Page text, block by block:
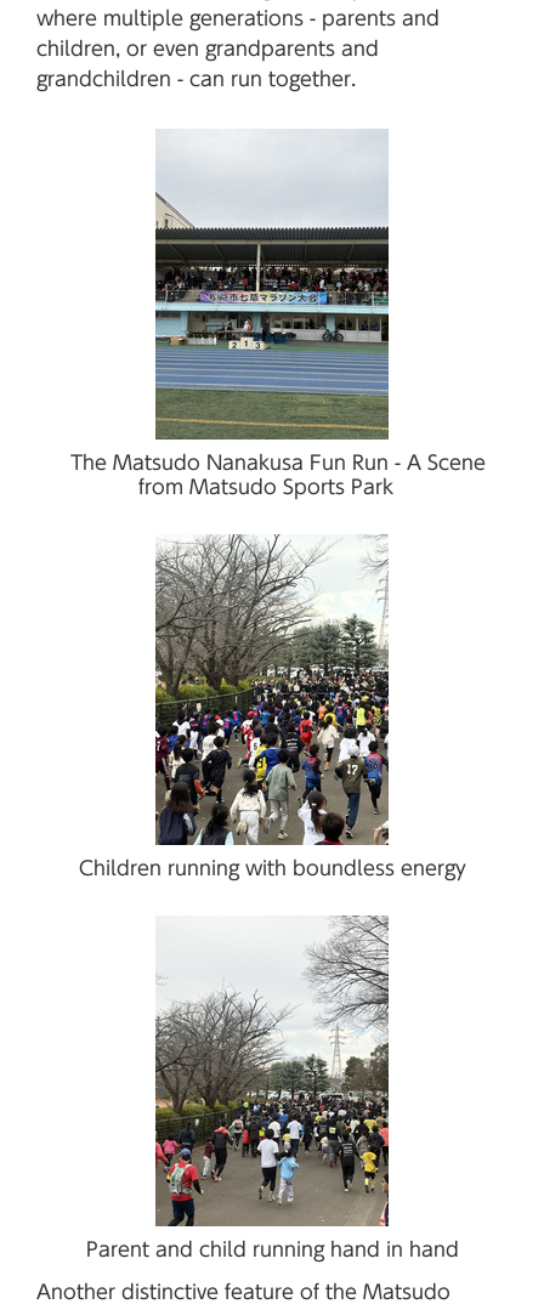
where multiple generations - parents and
children, or even grandparents and
grandchildren - can run together.
The Matsudo Nanakusa Fun Run - A Scene
from Matsudo Sports Park
Children running with boundless energy
Parent and child running hand in hand
Another distinctive feature of the Matsudo